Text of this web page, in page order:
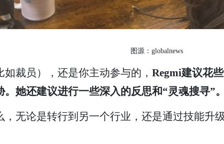
图源：globalnews
裁员），还是你主动参与的， Regmi建议花
她还建议进行一些深入的反思和“灵魂搜寻”。
无论是转行到另一个行业，还是通过技能升